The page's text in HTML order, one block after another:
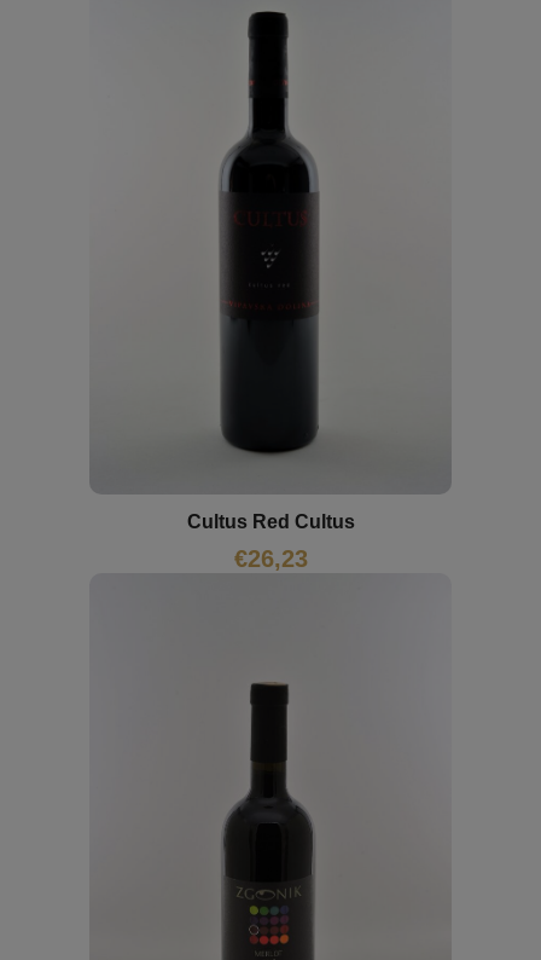
Cultus Red Cultus
€26,23